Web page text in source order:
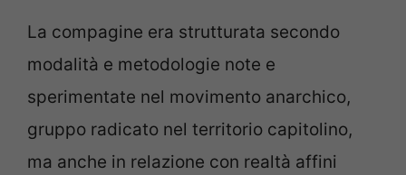
La compagine era strutturata secondo
modalità e metodologie note e
sperimentate nel movimento anarchico,
gruppo radicato nel territorio capitolino,
ma anche in relazione con realtà affini